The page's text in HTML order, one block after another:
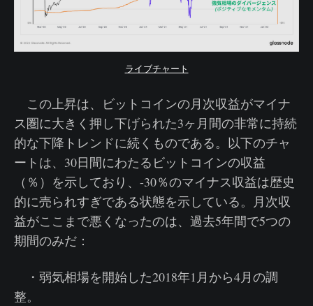
ライブチャート
この上昇は、ビットコインの月次収益がマイナ
ス圏に大きく押し下げられた3ヶ月間の非常に持続
的な下降トレンドに続くものである。以下のチャ
ートは、30日間にわたるビットコインの収益
（％）を示しており、-30％のマイナス収益は歴史
的に売られすぎである状態を示している。月次収
益がここまで悪くなったのは、過去5年間で5つの
期間のみだ：
・弱気相場を開始した2018年1月から4月の調
整。